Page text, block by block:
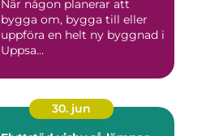
När någon planerar att
bygga om, bygga till eller
uppföra en helt ny byggnad i
Uppsa...
30. jun